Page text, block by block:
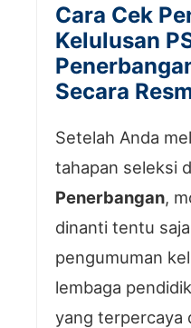
Cara Cek
Kelulusan
Secara
Setelah Anda
tahapan seleksi
Penerbangan,
dinanti tentu
pengumuman
lembaga
yang terpercaya